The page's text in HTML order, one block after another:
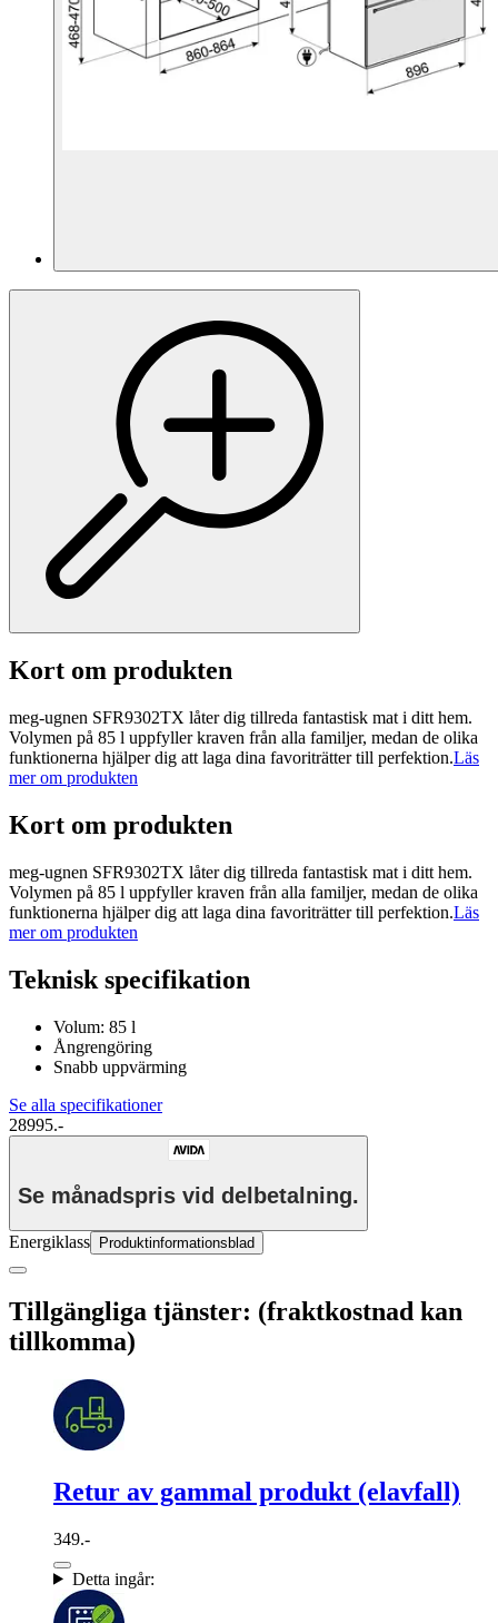
Kort om produkten
meg-ugnen SFR9302TX låter dig tillreda fantastisk mat i ditt hem.
Volymen på 85 l uppfyller kraven från alla familjer, medan de olika
funktionerna hjälper dig att laga dina favoriträtter till perfektion.Läs
mer om produkten
Kort om produkten
meg-ugnen SFR9302TX låter dig tillreda fantastisk mat i ditt hem.
Volymen på 85 l uppfyller kraven från alla familjer, medan de olika
funktionerna hjälper dig att laga dina favoriträtter till perfektion.Läs
mer om produkten
Teknisk specifikation
Volum: 85 l
Ångrengöring
Snabb uppvärming
Se alla specifikationer
28995.-
Se månadspris vid delbetalning.
Energiklass Produktinformationsblad
Tillgängliga tjänster: (fraktkostnad kan
tillkomma)
Retur av gammal produkt (elavfall)
349.-
Detta ingår: